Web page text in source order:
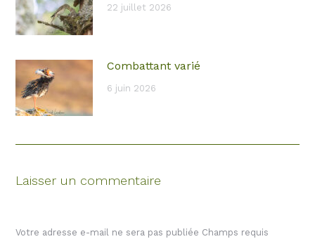
22 juillet 2026
Combattant varié
6 juin 2026
Laisser un commentaire
Votre adresse e-mail ne sera pas publiée Champs requis